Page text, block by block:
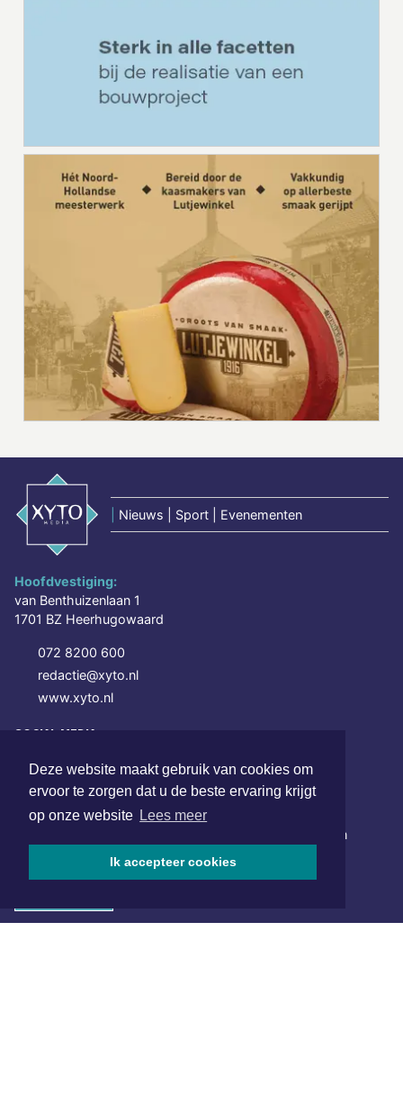
Deze website maakt gebruik van cookies om
ervoor te zorgen dat u de beste ervaring krijgt
op onze website Lees meer
Ik accepteer cookies
Nieuws | Sport | Evenementen
Hoofdvestiging:
van Benthuizenlaan 1
1701 BZ Heerhugowaard
072 8200 600
redactie@xyto.nl
www.xyto.nl
SOCIAL MEDIA
NIEUWSBRIEF AANMELDEN
Schrijf je in voor onze nieuwsbrief en krijg wekelijks een